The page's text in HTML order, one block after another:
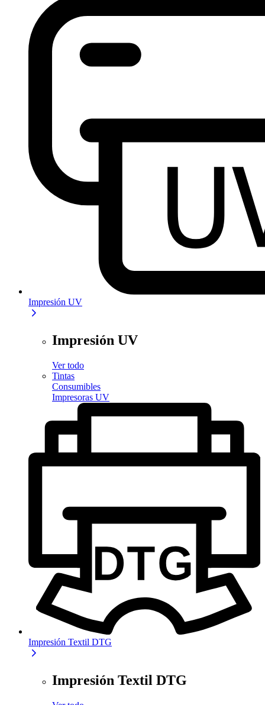
Impresión UV
Impresión UV
Ver todo
Tintas
Consumibles
Impresoras UV
Impresión Textil DTG
Impresión Textil DTG